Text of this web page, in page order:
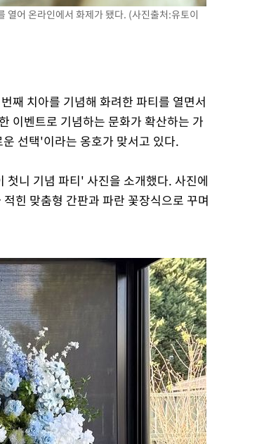
열어 온라인에서 화제가 됐다. (사진출처:유토이
째 치아를 기념해 화려한 파티를 열면서
이벤트로 기념하는 문화가 확산하는 가
선택'이라는 옹호가 맞서고 있다.
니 기념 파티' 사진을 소개했다. 사진에
힌 맞춤형 간판과 파란 꽃장식으로 꾸며